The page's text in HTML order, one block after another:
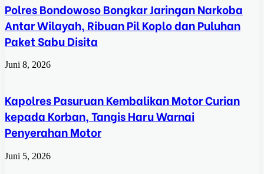
Polres Bondowoso Bongkar Jaringan Narkoba
Antar Wilayah, Ribuan Pil Koplo dan Puluhan
Paket Sabu Disita
Juni 8, 2026
Kapolres Pasuruan Kembalikan Motor Curian
kepada Korban, Tangis Haru Warnai
Penyerahan Motor
Juni 5, 2026